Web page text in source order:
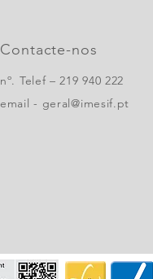
Contacte-nos
nº. Telef – 219 940 222
email - geral@imesif.pt